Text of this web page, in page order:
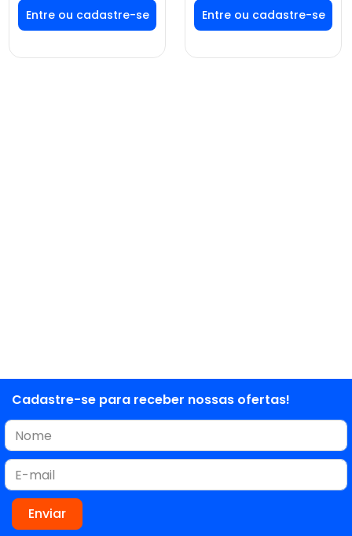
Faça seu login ou
cadastre-se para
ver preços e
Faça seu login ou
cadastre-se para
ver preços e
Cadastre-se para receber nossas ofertas!